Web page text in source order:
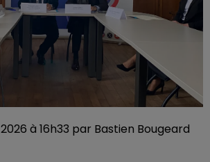
à 16h33 par Bastien Bougeard